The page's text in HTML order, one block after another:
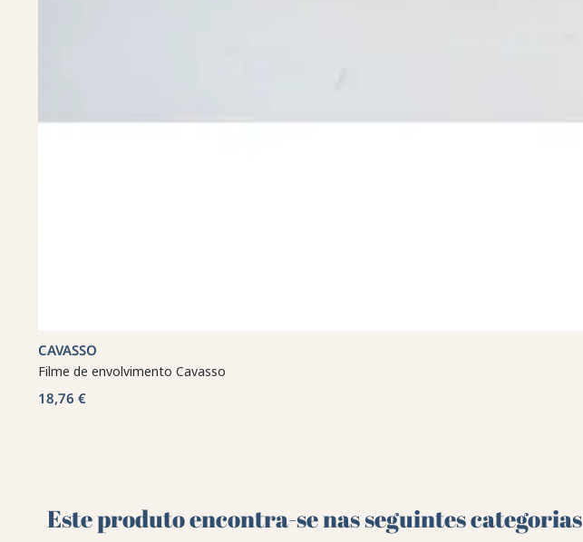
CAVASSO
Filme de envolvimento Cavasso
18,76 €
Este produto encontra-se nas seguintes categorias